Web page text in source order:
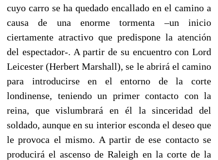
cuyo carro se ha quedado encallado en el camino a
causa de una enorme tormenta –un inicio
ciertamente atractivo que predispone la atención
del espectador-. A partir de su encuentro con Lord
Leicester (Herbert Marshall), se le abrirá el camino
para introducirse en el entorno de la corte
londinense, teniendo un primer contacto con la
reina, que vislumbrará en él la sinceridad del
soldado, aunque en su interior esconda el deseo que
le provoca el mismo. A partir de ese contacto se
producirá el ascenso de Raleigh en la corte de la